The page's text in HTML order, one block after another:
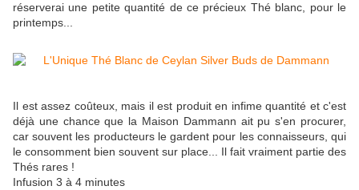
réserverai une petite quantité de ce précieux Thé blanc, pour le
printemps...
Il est assez coûteux, mais il est produit en infime quantité et c'est
déjà une chance que la Maison Dammann ait pu s'en procurer,
car souvent les producteurs le gardent pour les connaisseurs, qui
le consomment bien souvent sur place... Il fait vraiment partie des
Thés rares !
Infusion 3 à 4 minutes